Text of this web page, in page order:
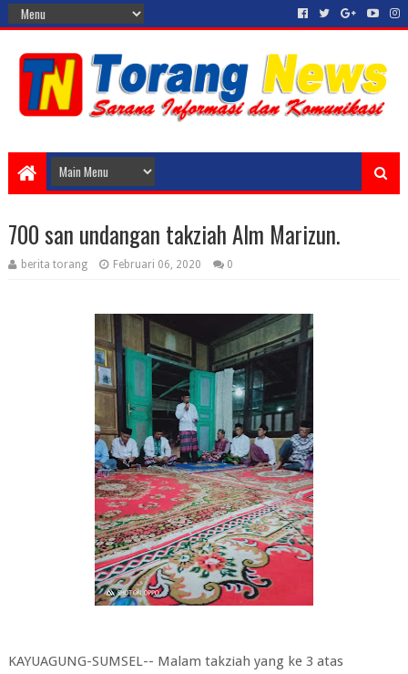
700 san undangan takziah Alm Marizun.
berita torang Februari 06, 2020 0
KAYUAGUNG-SUMSEL-- Malam takziah yang ke 3 atas